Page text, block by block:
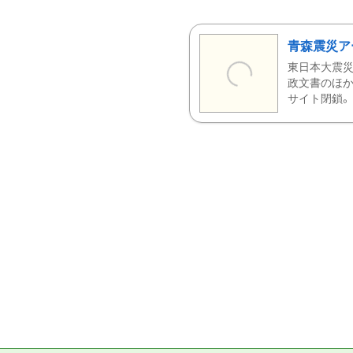
青森震災ア
東日本大震
政文書のほ
サイト閉鎖。